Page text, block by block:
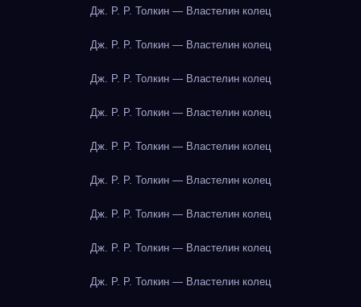
Дж. Р. Р. Толкин — Властелин колец
Дж. Р. Р. Толкин — Властелин колец
Дж. Р. Р. Толкин — Властелин колец
Дж. Р. Р. Толкин — Властелин колец
Дж. Р. Р. Толкин — Властелин колец
Дж. Р. Р. Толкин — Властелин колец
Дж. Р. Р. Толкин — Властелин колец
Дж. Р. Р. Толкин — Властелин колец
Дж. Р. Р. Толкин — Властелин колец